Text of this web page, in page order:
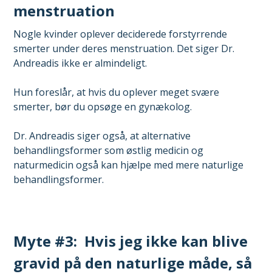
menstruation
Nogle kvinder oplever deciderede forstyrrende
smerter under deres menstruation. Det siger Dr.
Andreadis ikke er almindeligt.
Hun foreslår, at hvis du oplever meget svære
smerter, bør du opsøge en gynækolog.
Dr. Andreadis siger også, at alternative
behandlingsformer som østlig medicin og
naturmedicin også kan hjælpe med mere naturlige
behandlingsformer.
Myte #3: Hvis jeg ikke kan blive
gravid på den naturlige måde, så